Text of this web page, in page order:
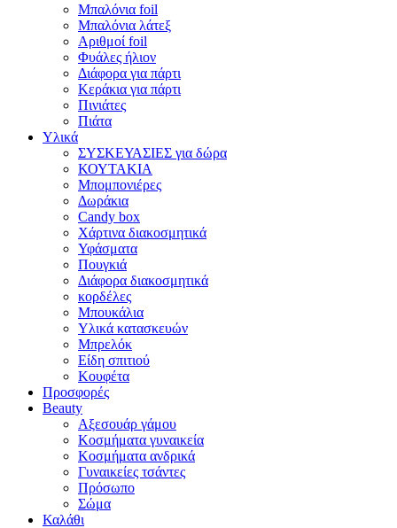
Μπαλόνια foil
Μπαλόνια λάτεξ
Αριθμοί foil
Φυάλες ήλιον
Διάφορα για πάρτι
Κεράκια για πάρτι
Πινιάτες
Πιάτα
Υλικά
ΣΥΣΚΕΥΑΣΙΕΣ για δώρα
ΚΟΥΤΑΚΙΑ
Μπομπονιέρες
Δωράκια
Candy box
Χάρτινα διακοσμητικά
Υφάσματα
Πουγκιά
Διάφορα διακοσμητικά
κορδέλες
Μπουκάλια
Υλικά κατασκευών
Μπρελόκ
Είδη σπιτιού
Κουφέτα
Προσφορές
Beauty
Αξεσουάρ γάμου
Κοσμήματα γυναικεία
Κοσμήματα ανδρικά
Γυναικείες τσάντες
Πρόσωπο
Σώμα
Καλάθι